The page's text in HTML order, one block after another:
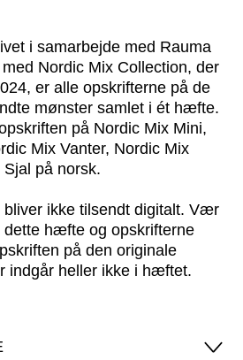
i samarbejde med Rauma
Nordic Mix Collection, der
er alle opskrifterne på de
mønster samlet i ét hæfte.
på Nordic Mix Mini,
Mix Vanter, Nordic Mix
på norsk.
ikke tilsendt digitalt. Vær
hæfte og opskrifterne
på den originale
indgår heller ikke i hæftet.